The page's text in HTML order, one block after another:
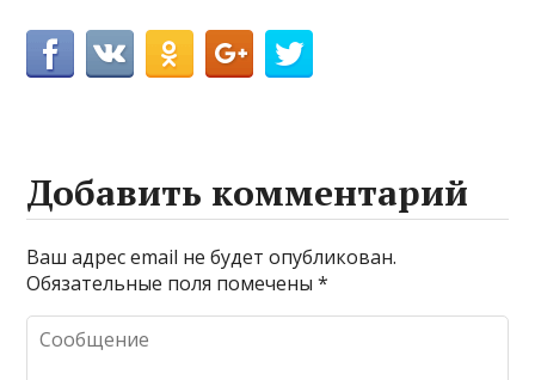
Добавить комментарий
Ваш адрес email не будет опубликован.
Обязательные поля помечены*